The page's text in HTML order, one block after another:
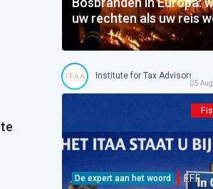
uw rechten als uw reis
beïnvloed?
Institute for Tax Advisors and
05
De expert aan het woord F.F.F.